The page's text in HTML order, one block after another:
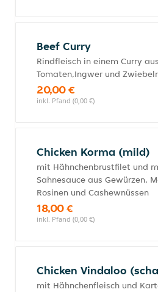
Beef Curry
Rindfleisch in einem Curry aus
Tomaten,Ingwer und
20,00 €
inkl. Pfand (0,00 €)
Chicken Korma (mild)
mit Hähnchenbrustfilet und
Sahnesauce aus Gewürzen,
Rosinen und Cashewnüssen
18,00 €
inkl. Pfand (0,00 €)
Chicken Vindaloo
mit Hähnchenfleisch und